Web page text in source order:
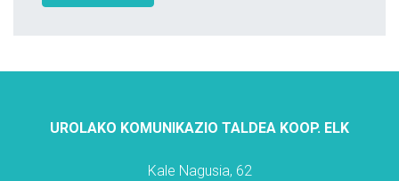
UROLAKO KOMUNIKAZIO TALDEA KOOP. ELK
Kale Nagusia, 62